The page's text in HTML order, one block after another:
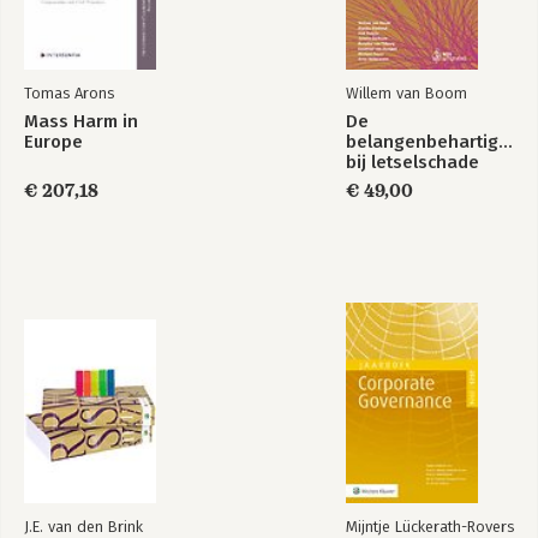
3 Nederland en Groot- Brittannië: bemiddeling en
tegemoetkomingsregelingen voor asbestslachtoffers 25
3.1 Inleiding 25
voor asbestslachtoffers 25
3.2.1 Het Instituut Asbestslachtoffers 25
3.2.2 Drie alternatieve compensatieregelingen in Groot-
Brittannië en geen bemiddeling 31
3.4 De omvang van de compensatie door de alternatieve
3.4.2 De 1979 Act & DMPS 2014 37
3.5 Het proces 38
3.5.1 Het Instituut Asbestslachtoffers 38
3.5.2 De 1979 Act & DMPS 2014 39
3.6 De uitvoering van het compensatiesysteem en de
financiering van het instituut en de compensatie 40
3.6.1 Het Instituut Asbestslachtoffers 40
Tomas Arons
Mass Harm in
Europe
€ 207,18
Willem van Boom
De
belangenbehartiger
bij letselschade
€ 49,00
J.E. van den Brink Mijntje Lückerath-Rovers